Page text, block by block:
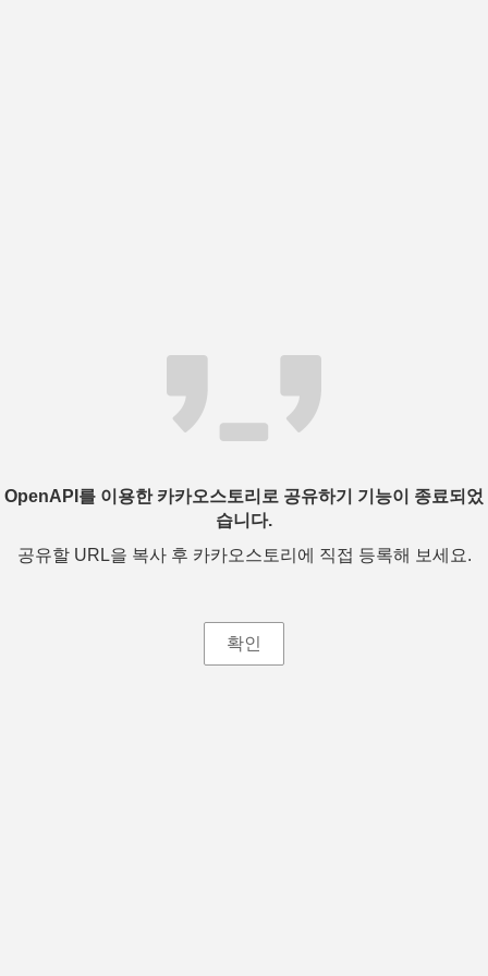
OpenAPI를 이용한 카카오스토리로 공유하기 기능이 종료되었
습니다.
공유할 URL을 복사 후 카카오스토리에 직접 등록해 보세요.
확인